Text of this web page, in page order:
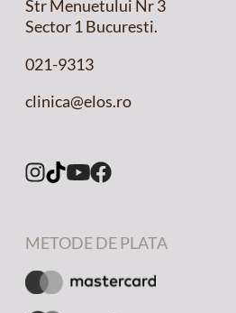
Str Menuetului Nr 3
Sector 1 Bucuresti.
021-9313
clinica@elos.ro
METODE DE PLATA